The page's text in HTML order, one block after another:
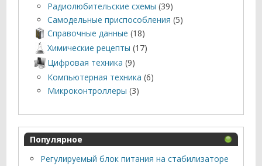
Радиолюбительские схемы (39)
Самодельные приспособления (5)
Справочные данные (18)
Химические рецепты (17)
Цифровая техника (9)
Компьютерная техника (6)
Микроконтроллеры (3)
Популярное
Регулируемый блок питания на стабилизаторе